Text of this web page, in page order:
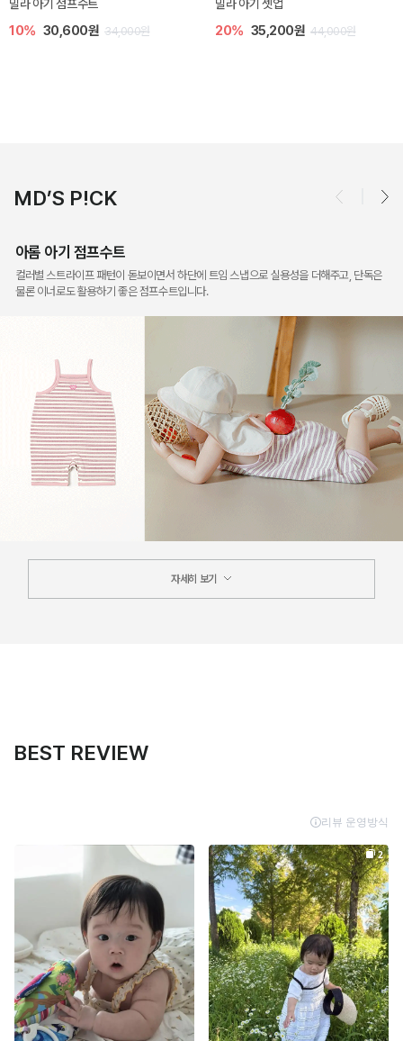
토닉 아기 민소매 티셔츠
20% 11,200원 14,000원
베티 니트 아기 민소매 티셔츠
10% 24,300원 27,000원
MD’S P!CK
아롬 아기 점프수트
컬러별 스트라이프 패턴이 돋보이면서 하단에 트임 스냅으로 실용성을 더해주고, 단독은
물론 이너로도 활용하기 좋은 점프수트입니다.
자세히 보기
BEST REVIEW